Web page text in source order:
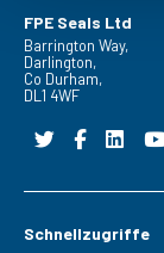
FPE Seals Ltd
Barrington Way,
Darlington,
Co Durham,
DL1 4WF
Schnellzugriffe